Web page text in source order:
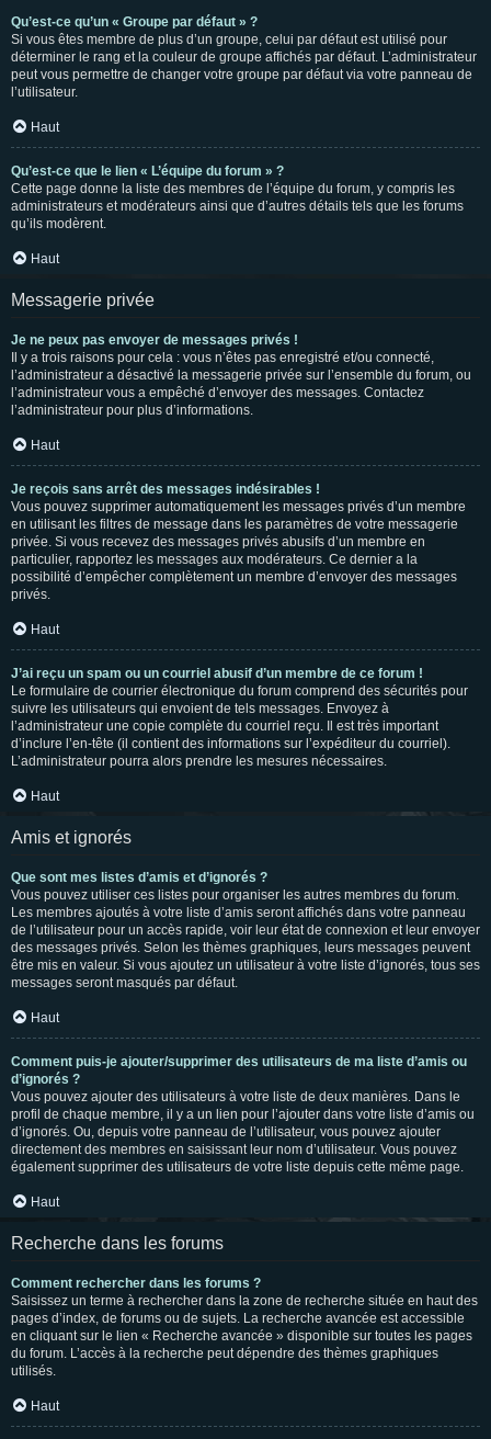
Qu’est-ce qu’un « Groupe par défaut » ?
Si vous êtes membre de plus d’un groupe, celui par défaut est utilisé pour
déterminer le rang et la couleur de groupe affichés par défaut. L’administrateur
peut vous permettre de changer votre groupe par défaut via votre panneau de
l’utilisateur.
Haut
Qu’est-ce que le lien « L’équipe du forum » ?
Cette page donne la liste des membres de l’équipe du forum, y compris les
administrateurs et modérateurs ainsi que d’autres détails tels que les forums
qu’ils modèrent.
Haut
Messagerie privée
Je ne peux pas envoyer de messages privés !
Il y a trois raisons pour cela : vous n’êtes pas enregistré et/ou connecté,
l’administrateur a désactivé la messagerie privée sur l’ensemble du forum, ou
l’administrateur vous a empêché d’envoyer des messages. Contactez
l’administrateur pour plus d’informations.
Haut
Je reçois sans arrêt des messages indésirables !
Vous pouvez supprimer automatiquement les messages privés d’un membre
en utilisant les filtres de message dans les paramètres de votre messagerie
privée. Si vous recevez des messages privés abusifs d’un membre en
particulier, rapportez les messages aux modérateurs. Ce dernier a la
possibilité d’empêcher complètement un membre d’envoyer des messages
privés.
Haut
J’ai reçu un spam ou un courriel abusif d’un membre de ce forum !
Le formulaire de courrier électronique du forum comprend des sécurités pour
suivre les utilisateurs qui envoient de tels messages. Envoyez à
l’administrateur une copie complète du courriel reçu. Il est très important
d’inclure l’en-tête (il contient des informations sur l’expéditeur du courriel).
L’administrateur pourra alors prendre les mesures nécessaires.
Haut
Amis et ignorés
Que sont mes listes d’amis et d’ignorés ?
Vous pouvez utiliser ces listes pour organiser les autres membres du forum.
Les membres ajoutés à votre liste d’amis seront affichés dans votre panneau
de l’utilisateur pour un accès rapide, voir leur état de connexion et leur envoyer
des messages privés. Selon les thèmes graphiques, leurs messages peuvent
être mis en valeur. Si vous ajoutez un utilisateur à votre liste d’ignorés, tous ses
messages seront masqués par défaut.
Haut
Comment puis-je ajouter/supprimer des utilisateurs de ma liste d’amis ou
d’ignorés ?
Vous pouvez ajouter des utilisateurs à votre liste de deux manières. Dans le
profil de chaque membre, il y a un lien pour l’ajouter dans votre liste d’amis ou
d’ignorés. Ou, depuis votre panneau de l’utilisateur, vous pouvez ajouter
directement des membres en saisissant leur nom d’utilisateur. Vous pouvez
également supprimer des utilisateurs de votre liste depuis cette même page.
Haut
Recherche dans les forums
Comment rechercher dans les forums ?
Saisissez un terme à rechercher dans la zone de recherche située en haut des
pages d’index, de forums ou de sujets. La recherche avancée est accessible
en cliquant sur le lien « Recherche avancée » disponible sur toutes les pages
du forum. L’accès à la recherche peut dépendre des thèmes graphiques
utilisés.
Haut